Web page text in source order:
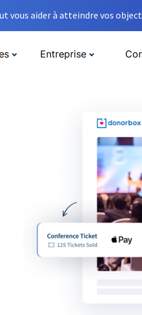
vous aider à atteindre vos
Entreprise